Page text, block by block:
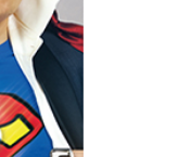
Add
to
wishlist